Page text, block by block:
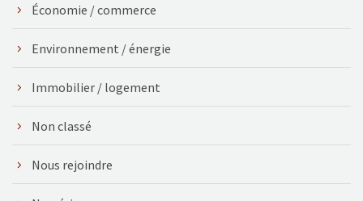
Économie / commerce
Environnement / énergie
Immobilier / logement
Non classé
Nous rejoindre